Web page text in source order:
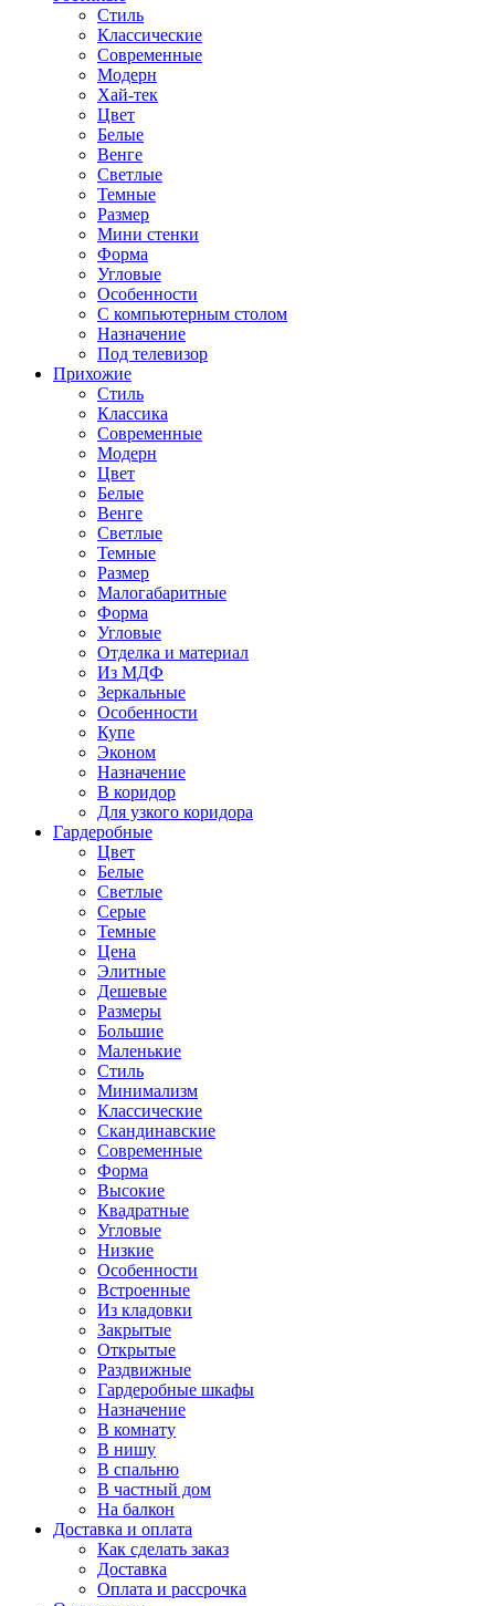
Стиль
Классические
Современные
Модерн
Хай-тек
Цвет
Белые
Венге
Светлые
Темные
Размер
Мини стенки
Форма
Угловые
Особенности
С компьютерным столом
Назначение
Под телевизор
Прихожие
Стиль
Классика
Современные
Модерн
Цвет
Белые
Венге
Светлые
Темные
Размер
Малогабаритные
Форма
Угловые
Отделка и материал
Из МДФ
Зеркальные
Особенности
Купе
Эконом
Назначение
В коридор
Для узкого коридора
Гардеробные
Цвет
Белые
Светлые
Серые
Темные
Цена
Элитные
Дешевые
Размеры
Большие
Маленькие
Стиль
Минимализм
Классические
Скандинавские
Современные
Форма
Высокие
Квадратные
Угловые
Низкие
Особенности
Встроенные
Из кладовки
Закрытые
Открытые
Раздвижные
Гардеробные шкафы
Назначение
В комнату
В нишу
В спальню
В частный дом
На балкон
Доставка и оплата
Как сделать заказ
Доставка
Оплата и рассрочка